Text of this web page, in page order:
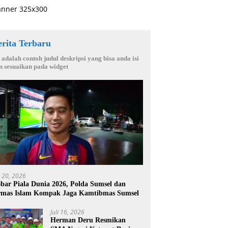
Terbaru
contoh judul deskripsi yang bisa anda isi
sesuaikan pada widget
20, 2026
Piala Dunia 2026, Polda Sumsel dan
Islam Kompak Jaga Kamtibmas Sumsel
Juli 16, 2026
Herman Deru Resmikan